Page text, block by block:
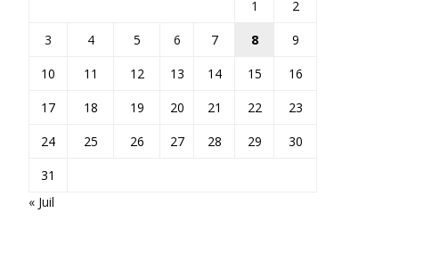
1
2
3
4 5 6 7 8
9
10
11 12 13 14 15
16
17
18 19 20 21 22
23
24
25 26 27 28 29
30
31
« Juil